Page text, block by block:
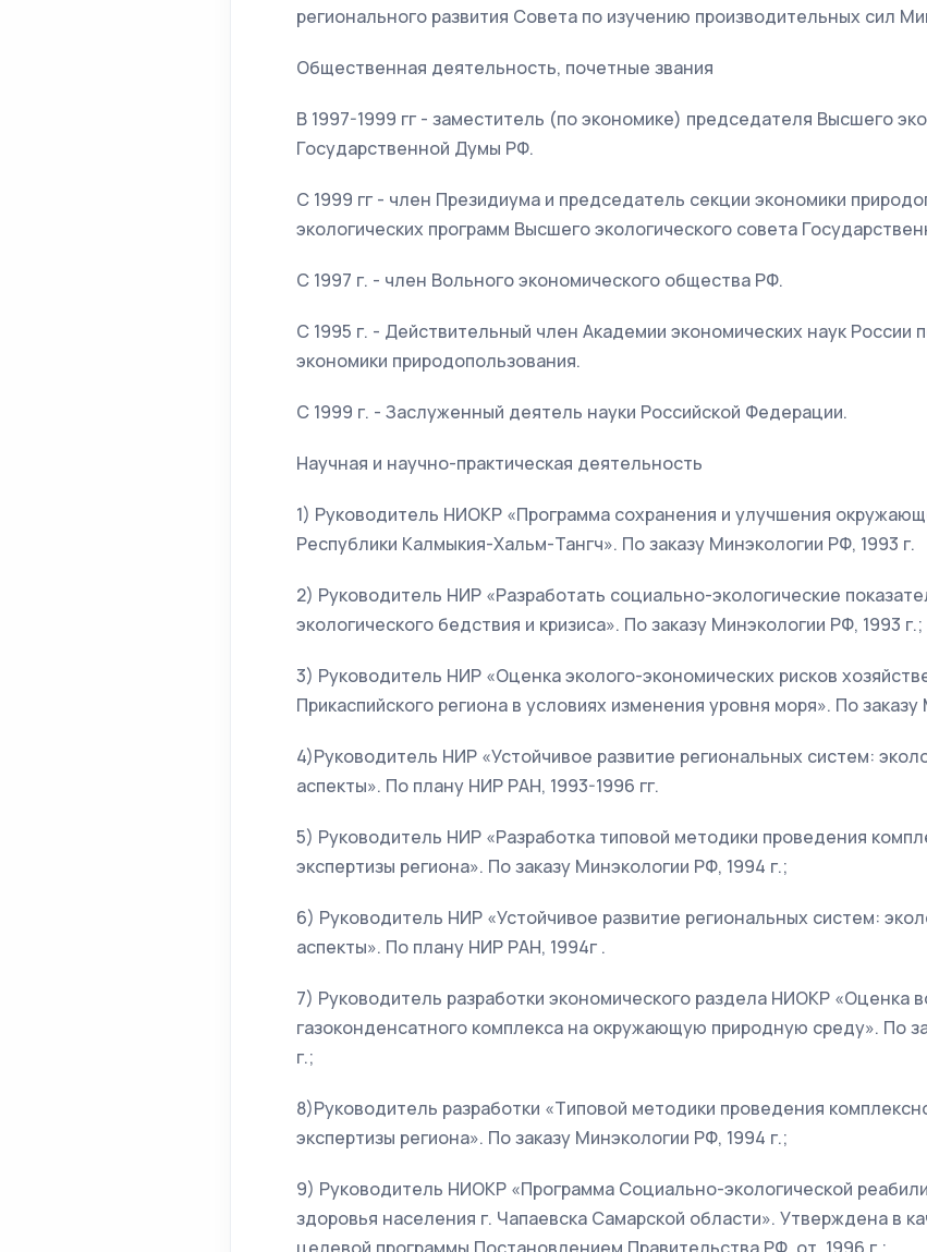
регионального развития Совета по изучению производительных сил
Общественная деятельность, почетные звания
В 1997-1999 гг - заместитель (по экономике) председателя Высшего
Государственной Думы РФ.
С 1999 гг - член Президиума и председатель секции экономики
экологических программ Высшего экологического совета
С 1997 г. - член Вольного экономического общества РФ.
С 1995 г. - Действительный член Академии экономических наук России
экономики природопользования.
С 1999 г. - Заслуженный деятель науки Российской Федерации.
Научная и научно-практическая деятельность
1) Руководитель НИОКР «Программа сохранения и улучшения
Республики Калмыкия-Хальм-Тангч». По заказу Минэкологии РФ, 1993 г.
2) Руководитель НИР «Разработать социально-экологические
экологического бедствия и кризиса». По заказу Минэкологии РФ, 1993 г.;
3) Руководитель НИР «Оценка эколого-экономических рисков
Прикаспийского региона в условиях изменения уровня моря». По
4)Руководитель НИР «Устойчивое развитие региональных систем:
аспекты». По плану НИР РАН, 1993-1996 гг.
5) Руководитель НИР «Разработка типовой методики проведения
экспертизы региона». По заказу Минэкологии РФ, 1994 г.;
6) Руководитель НИР «Устойчивое развитие региональных систем:
аспекты». По плану НИР РАН, 1994г .
7) Руководитель разработки экономического раздела НИОКР «Оценка
газоконденсатного комплекса на окружающую природную среду». По
г.;
8)Руководитель разработки «Типовой методики проведения
экспертизы региона». По заказу Минэкологии РФ, 1994 г.;
9) Руководитель НИОКР «Программа Социально-экологической
здоровья населения г. Чапаевска Самарской области». Утверждена в